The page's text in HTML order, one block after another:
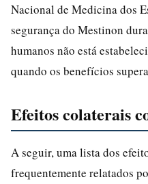
Nacional de Medicina dos
segurança do Mestinon
humanos não está
quando os benefícios
Efeitos colaterais
A seguir, uma lista dos
frequentemente relatados